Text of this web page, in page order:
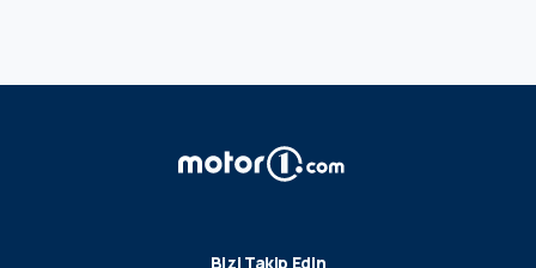
Bizi Takip Edin